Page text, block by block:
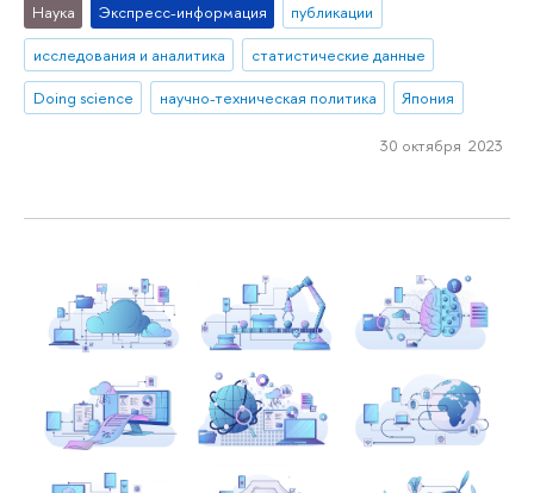
Наука Экспресс-информация
публикации
исследования и аналитика
статистические данные
Doing science
научно-техническая политика Япония
30 октября 2023